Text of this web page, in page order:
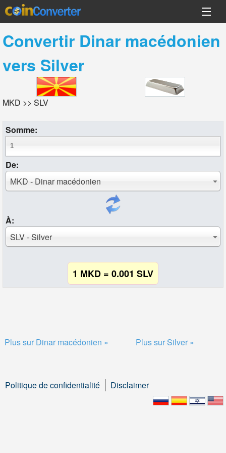
Convertir Dinar macédonien
vers Silver
MKD >> SLV
Somme:
De:
MKD - Dinar macédonien
À:
SLV - Silver
1 MKD = 0.001 SLV
Plus sur Dinar macédonien » Plus sur Silver »
Politique de confidentialité Disclaimer